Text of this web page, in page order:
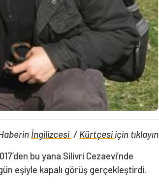
İngilizcesi / Kürtçesiiçin tıklayın
bu yana Silivri Cezaevi’nde
eşiyle kapalı görüş gerçekleştirdi.